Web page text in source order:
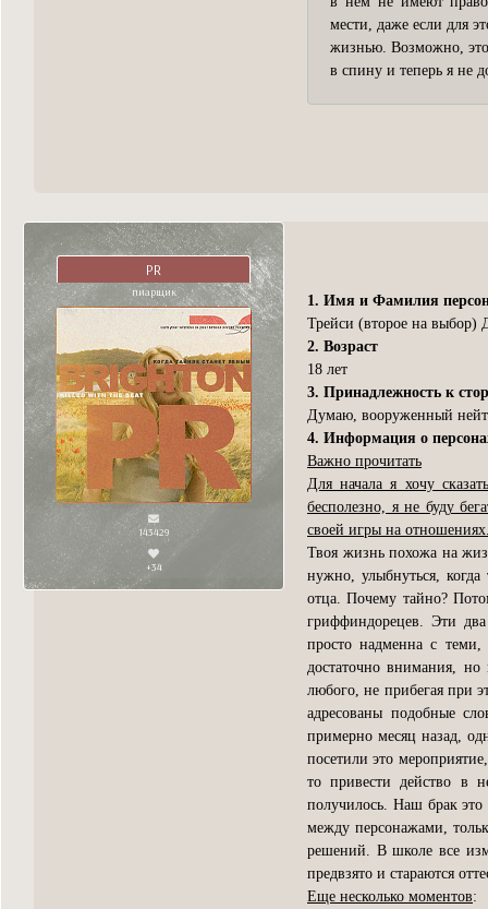
мести, даже если для
жизнью. Возможно,
в спину и теперь я не
PR
пиарщик
143429
+34
1. Имя и Фамилия
Трейси (второе на выбор)
2. Возраст
18 лет
3. Принадлежность к
Думаю, вооруженный
4. Информация о
Важно прочитать
Для начала я хочу
бесполезно, я не буду
своей игры на
Твоя жизнь похожа на
нужно, улыбнуться,
отца. Почему тайно?
гриффиндорецев. Эти
просто надменна с теми,
достаточно внимания,
любого, не прибегая при
адресованы подобные
примерно месяц назад,
посетили это
то привести действо в
получилось. Наш брак
между персонажами,
решений. В школе все
предвзято и стараются
Еще несколько моментов: